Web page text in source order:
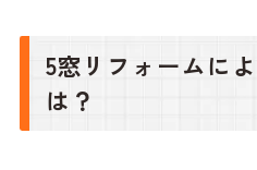
5窓リフォームに
は？